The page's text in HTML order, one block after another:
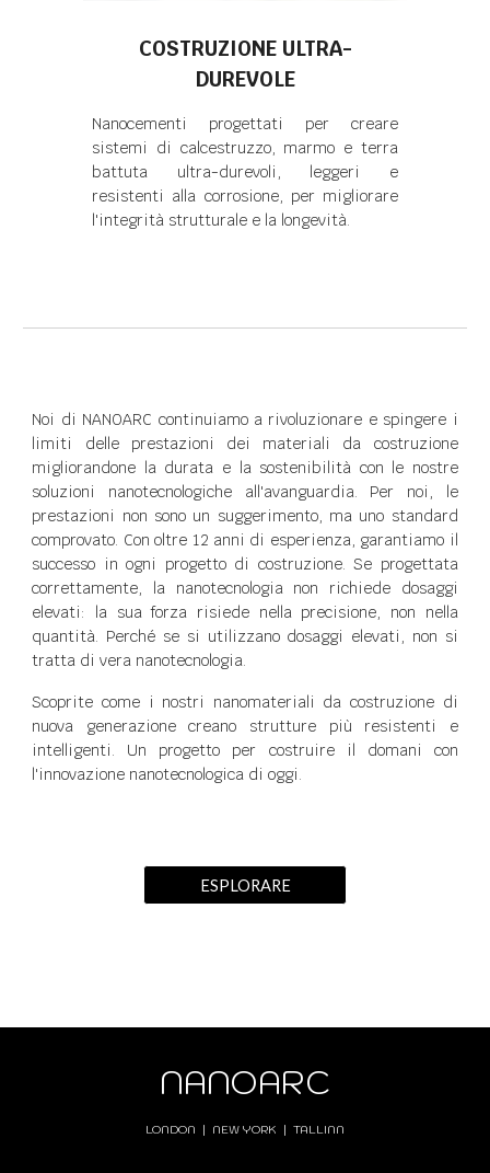
COSTRUZIONE ULTRA-
DUREVOLE
Nanocementi progettati per creare
sistemi di calcestruzzo, marmo e terra
battuta ultra-durevoli, leggeri e
resistenti alla corrosione, per migliorare
l'integrità strutturale e la longevità.
Noi di NANOARC continuiamo a rivoluzionare e spingere i
limiti delle prestazioni dei materiali da costruzione
migliorandone la durata e la sostenibilità con le nostre
soluzioni nanotecnologiche all'avanguardia. Per noi, le
prestazioni non sono un suggerimento, ma uno standard
comprovato. Con oltre 12 anni di esperienza, garantiamo il
successo in ogni progetto di costruzione. Se progettata
correttamente, la nanotecnologia non richiede dosaggi
elevati: la sua forza risiede nella precisione, non nella
quantità. Perché se si utilizzano dosaggi elevati, non si
tratta di vera nanotecnologia.
Scoprite come i nostri nanomateriali da costruzione di
nuova generazione creano strutture più resistenti e
intelligenti. Un progetto per costruire il domani con
l'innovazione nanotecnologica di oggi.
ESPLORARE
NANOARC
LONDON | NEW YORK | TALLINN